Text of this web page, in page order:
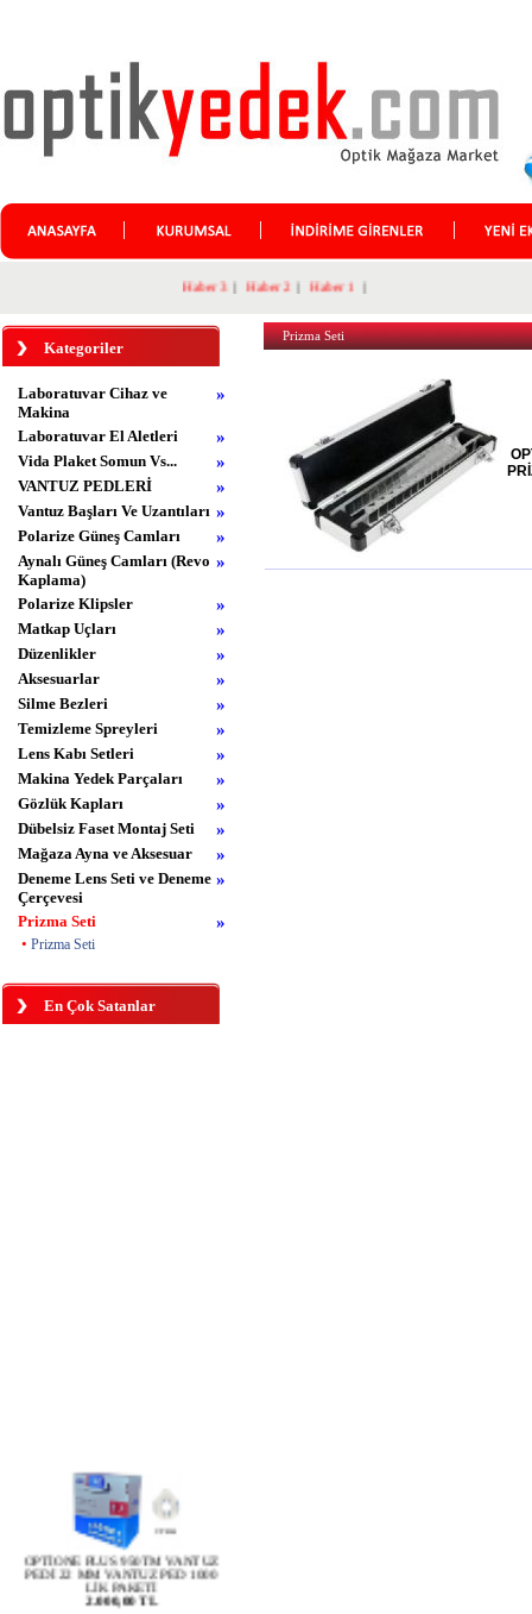
Haber 3| Haber 2|Haber 1|
Kategoriler
Laboratuvar Cihaz ve
Makina
»
Laboratuvar El Aletleri »
Vida Plaket Somun Vs... »
VANTUZ PEDLERİ »
Vantuz Başları Ve Uzantıları »
Polarize Güneş Camları »
Aynalı Güneş Camları (Revo
Kaplama)
»
Polarize Klipsler »
Matkap Uçları »
Düzenlikler »
Aksesuarlar »
Silme Bezleri »
Temizleme Spreyleri »
Lens Kabı Setleri »
Makina Yedek Parçaları »
Gözlük Kapları »
Dübelsiz Faset Montaj Seti »
Mağaza Ayna ve Aksesuar »
Deneme Lens Seti ve Deneme
Çerçevesi
»
Prizma Seti
• Prizma Seti
»
En Çok Satanlar
OPTİONE PLUS 950TM VANTUZ
PEDİ 22 MM VANTUZ PED 1000
LİK PAKETİ
2.000,00 TL
Prizma Seti